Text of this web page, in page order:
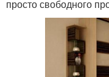
просто свободного